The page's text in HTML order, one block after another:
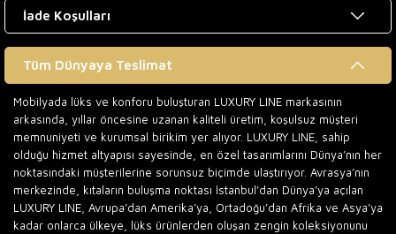
İade Koşulları
Tüm Dünyaya Teslimat
Mobilyada lüks ve konforu buluşturan LUXURY LINE markasının
arkasında, yıllar öncesine uzanan kaliteli üretim, koşulsuz müşteri
memnuniyeti ve kurumsal birikim yer alıyor. LUXURY LINE, sahip
olduğu hizmet altyapısı sayesinde, en özel tasarımlarını Dünya’nın her
noktasındaki müşterilerine sorunsuz biçimde ulaştırıyor. Avrasya’nın
merkezinde, kıtaların buluşma noktası İstanbul’dan Dünya’ya açılan
LUXURY LINE, Avrupa’dan Amerika’ya, Ortadoğu’dan Afrika ve Asya’ya
kadar onlarca ülkeye, lüks ürünlerden oluşan zengin koleksiyonunu